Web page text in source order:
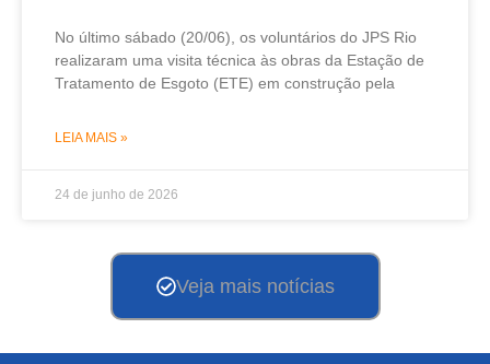
No último sábado (20/06), os voluntários do JPS Rio
realizaram uma visita técnica às obras da Estação de
Tratamento de Esgoto (ETE) em construção pela
LEIA MAIS »
24 de junho de 2026
Veja mais notícias